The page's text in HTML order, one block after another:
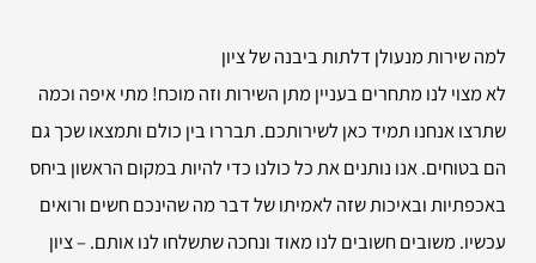
למה שירותמנעולן דלתות ביבנה של ציון
לא מצוי לנו מתחרים בעניין מתן השירות וזה מוכח! מתי איפה וכמה
שתרצו אנחנו תמיד כאן לשירותכם. תבררו בין כולם ותמצאו שכך גם
הם בטוחים. אנו נותנים את כל כולנו כדי להיות במקום הראשון ביחס
באכפתיות ובאיכות שזה לאמיתו של דבר מה שהינכם חשים ורואים
עכשיו. משובים חשובים לנו מאוד ונחכה שתשלחו לנו אותם. – ציון